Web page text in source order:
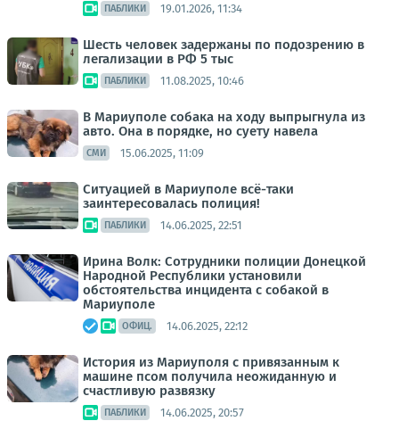
ПАБЛИКИ 19.01.2026, 11:34
Шесть человек задержаны по подозрению в
легализации в РФ 5 тыс
ПАБЛИКИ 11.08.2025, 10:46
В Мариуполе собака на ходу выпрыгнула из
авто. Она в порядке, но суету навела
СМИ 15.06.2025, 11:09
Ситуацией в Мариуполе всё-таки
заинтересовалась полиция!
ПАБЛИКИ 14.06.2025, 22:51
Ирина Волк: Сотрудники полиции Донецкой
Народной Республики установили
обстоятельства инцидента с собакой в
Мариуполе
ОФИЦ. 14.06.2025, 22:12
История из Мариуполя с привязанным к
машине псом получила неожиданную и
счастливую развязку
ПАБЛИКИ 14.06.2025, 20:57